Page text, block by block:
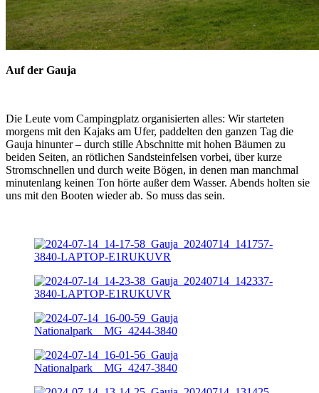
Auf der Gauja
Die Leute vom Campingplatz organisierten alles: Wir starteten
morgens mit den Kajaks am Ufer, paddelten den ganzen Tag die
Gauja hinunter – durch stille Abschnitte mit hohen Bäumen zu
beiden Seiten, an rötlichen Sandsteinfelsen vorbei, über kurze
Stromschnellen und durch weite Bögen, in denen man manchmal
minutenlang keinen Ton hörte außer dem Wasser. Abends holten sie
uns mit den Booten wieder ab. So muss das sein.